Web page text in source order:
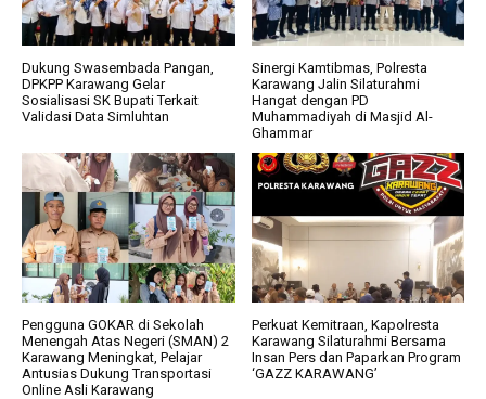
Dukung Swasembada Pangan,
DPKPP Karawang Gelar
Sosialisasi SK Bupati Terkait
Validasi Data Simluhtan
Sinergi Kamtibmas, Polresta
Karawang Jalin Silaturahmi
Hangat dengan PD
Muhammadiyah di Masjid Al-
Ghammar
Pengguna GOKAR di Sekolah
Menengah Atas Negeri (SMAN) 2
Karawang Meningkat, Pelajar
Antusias Dukung Transportasi
Online Asli Karawang
Perkuat Kemitraan, Kapolresta
Karawang Silaturahmi Bersama
Insan Pers dan Paparkan Program
‘GAZZ KARAWANG’